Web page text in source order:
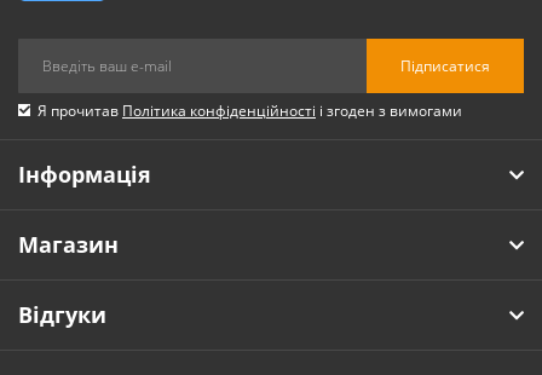
Підписатися
Я прочитав Політика конфіденційності і згоден з вимогами
Інформація
Магазин
Відгуки